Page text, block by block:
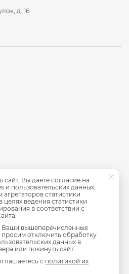
данных
организации
д. 16
Вы даете согласие на
и пользовательских данных,
статистики
целях ведения статистики
в соответствии с
Ваши вышеперечисленные
отключить обработку
данных в
или покинуть сайт.
с политикой их